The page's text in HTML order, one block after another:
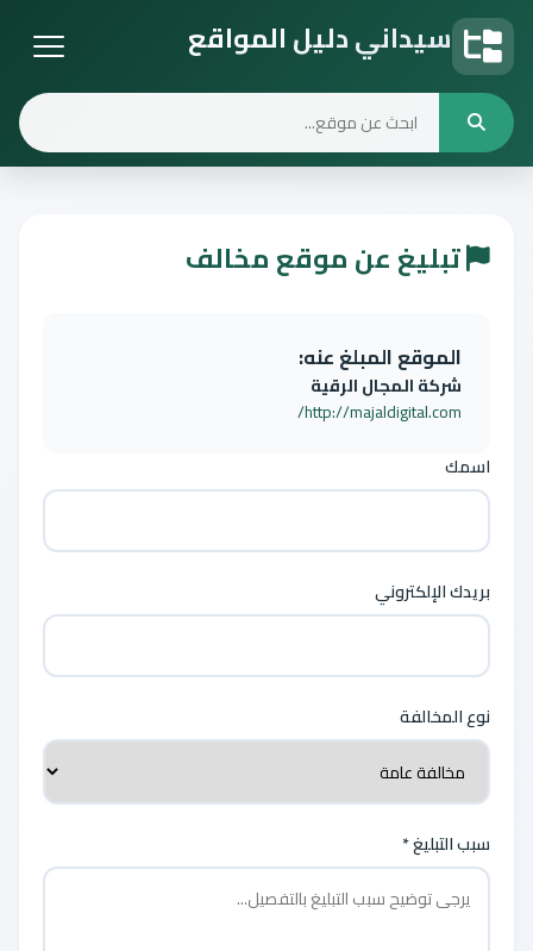
سيداني دليل المواقع
تبليغ عن موقع مخالف
الموقع المبلغ عنه:
شركة المجال الرقية
http://majaldigital.com/
اسمك
بريدك الإلكتروني
نوع المخالفة
سبب التبليغ *